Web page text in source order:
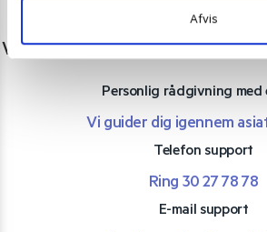
Afvis
Har du spørgsmål eller
Vi er lige her. Kundeservice sidder
Personlig rådgivning med
Vi guider dig igennem
Telefon support
Ring 30 27 78 78
E-mail support